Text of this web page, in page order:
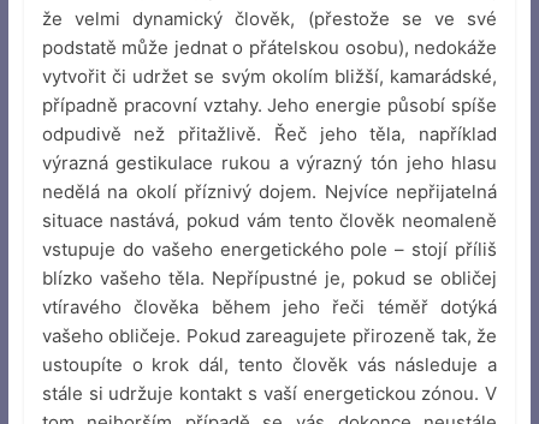
že velmi dynamický člověk, (přestože se ve své
podstatě může jednat o přátelskou osobu), nedokáže
vytvořit či udržet se svým okolím bližší, kamarádské,
případně pracovní vztahy. Jeho energie působí spíše
odpudivě než přitažlivě. Řeč jeho těla, například
výrazná gestikulace rukou a výrazný tón jeho hlasu
nedělá na okolí příznivý dojem. Nejvíce nepřijatelná
situace nastává, pokud vám tento člověk neomaleně
vstupuje do vašeho energetického pole – stojí příliš
blízko vašeho těla. Nepřípustné je, pokud se obličej
vtíravého člověka během jeho řeči téměř dotýká
vašeho obličeje. Pokud zareagujete přirozeně tak, že
ustoupíte o krok dál, tento člověk vás následuje a
stále si udržuje kontakt s vaší energetickou zónou. V